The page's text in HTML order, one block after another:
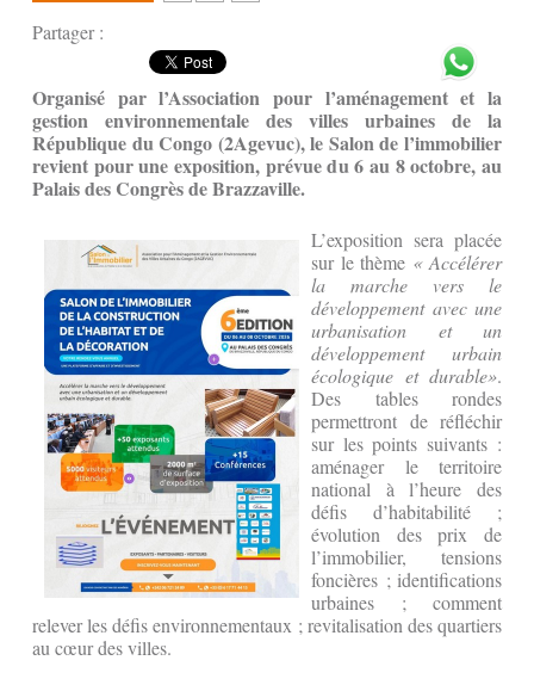
Partager :
Organisé par l’Association pour l’aménagement et la
gestion environnementale des villes urbaines de la
République du Congo (2Agevuc), le Salon de l’immobilier
revient pour une exposition, prévue du 6 au 8 octobre, au
Palais des Congrès de Brazzaville.
L’exposition sera placée
sur le thème « Accélérer
la marche vers le
développement avec une
urbanisation et un
développement urbain
écologique et durable».
Des tables rondes
permettront de réfléchir
sur les points suivants :
aménager le territoire
national à l’heure des
défis d’habitabilité ;
évolution des prix de
l’immobilier, tensions
foncières ; identifications
urbaines ; comment
relever les défis environnementaux ; revitalisation des quartiers
au cœur des villes.